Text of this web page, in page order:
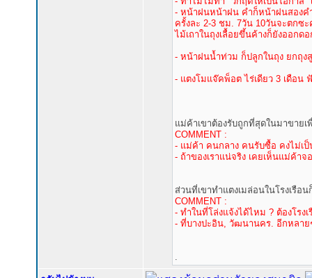
- หน้าฝนหน้าฝน คำก็หน้าฝนสองค
ครั้งละ 2-3 ชม. 7วัน 10วันจะตกซ
ไม้เถาในถุงเลื้อยขึ้นค้างก็ยังออกด
- หน้าฝนน้ำท่วม ก็ปลูกในถุง ยกถุง
- แตงโมแจ๊คพ็อต ไร่เดียว 3 เดือน
แม่ค้าเขาต้องรับถูกที่สุดในมาขายเ
COMMENT :
- แม่ค้า คนกลาง คนรับซื้อ คงไม่เ
- ถ้าของเราแน่จริง เคยเห็นแม่ค้า
ส่วนที่เขาทำแตงเมล่อนในโรงเรื
COMMENT :
- ทำในที่โล่งแจ้งได้ไหม ? ต้องโรงเ
- ที่บางปะอิน, วัฒนานคร. อีกหลาย
.